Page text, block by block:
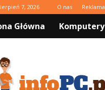
7, 2026 O nas Reklama
Główna Komputery